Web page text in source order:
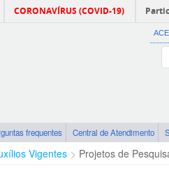
CORONAVÍRUS (COVID-19)
frequentes Central de Atendimento
Vigentes Projetos de